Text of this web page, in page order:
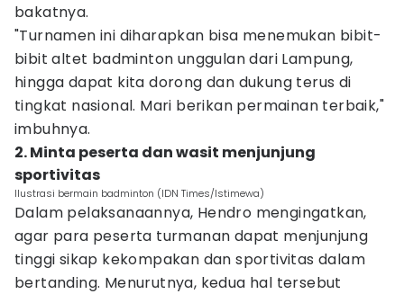
bakatnya.
"Turnamen ini diharapkan bisa menemukan bibit-
bibit altet badminton unggulan dari Lampung,
hingga dapat kita dorong dan dukung terus di
tingkat nasional. Mari berikan permainan terbaik,"
imbuhnya.
2. Minta peserta dan wasit menjunjung
sportivitas
Ilustrasi bermain badminton (IDN Times/Istimewa)
Dalam pelaksanaannya, Hendro mengingatkan,
agar para peserta turmanan dapat menjunjung
tinggi sikap kekompakan dan sportivitas dalam
bertanding. Menurutnya, kedua hal tersebut